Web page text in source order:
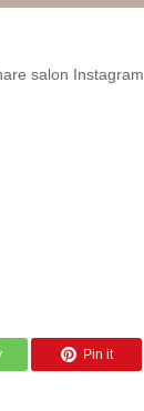
salon Instagram
Pin it